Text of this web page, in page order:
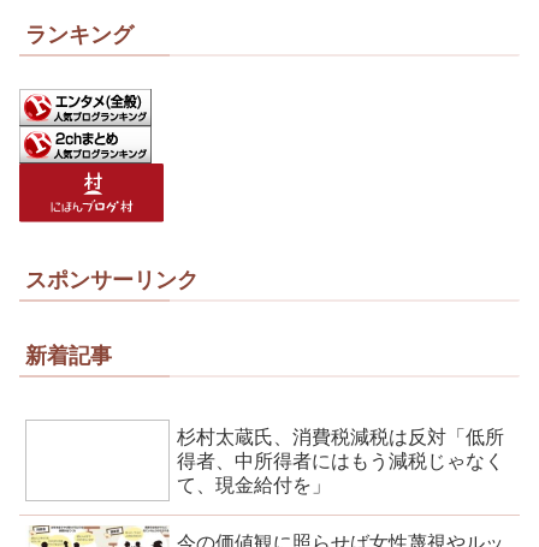
ランキング
スポンサーリンク
新着記事
杉村太蔵氏、消費税減税は反対「低所
得者、中所得者にはもう減税じゃなく
て、現金給付を」
今の価値観に照らせば女性蔑視やルッ